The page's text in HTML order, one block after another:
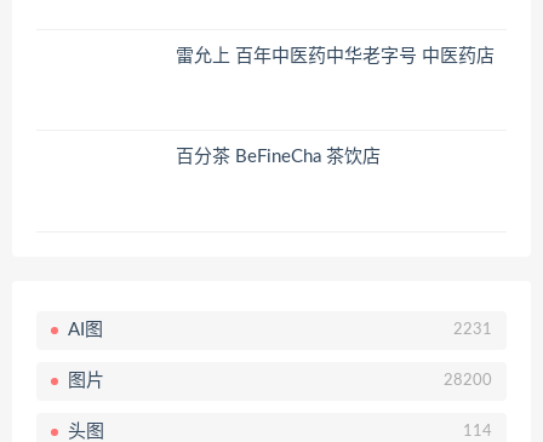
雷允上 百年中医药中华老字号 中医药店
百分茶 BeFineCha 茶饮店
AI图 2231
图片 28200
头图 114